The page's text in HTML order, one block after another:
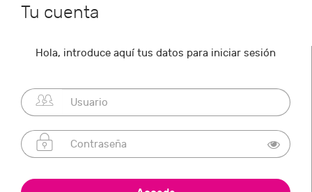
Tu cuenta
Hola, introduce aquí tus datos para iniciar sesión